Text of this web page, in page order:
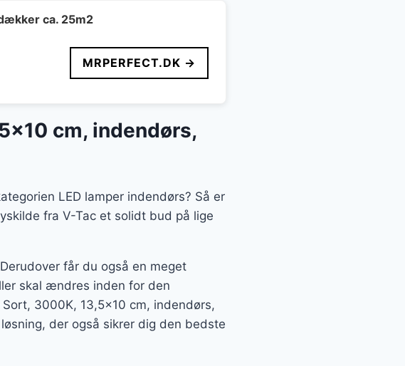
ca. 25m2
MRPERFECT.DK →
cm, indendørs,
LED lamper indendørs? Så er
fra V-Tac et solidt bud på lige
får du også en meget
skal ændres inden for den
3000K, 13,5×10 cm, indendørs,
der også sikrer dig den bedste